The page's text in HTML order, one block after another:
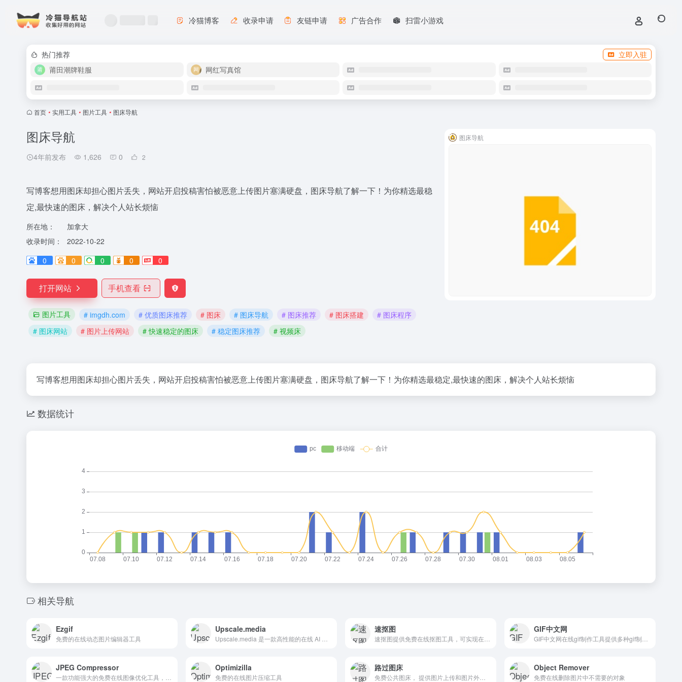
冷猫博客 收录申请 友链申请 广告合作 扫雷小游戏
热门推荐
立即入驻
莆田潮牌鞋服
网红写真馆
首页 • 实用工具 • 图片工具 • 图床导航
图床导航
4年前发布 1,626 0 2
写博客想用图床却担心图片丢失，网站开启投稿害怕被恶意上传图片塞满硬盘，图床导航了解一下！为你精选最稳
定,最快速的图床，解决个人站长烦恼
所在地：
加拿大
收录时间：
2022-10-22
0
0 0 0 0
打开网站 手机查看
图片工具 # imgdh.com # 优质图床推荐 # 图床 # 图床导航 # 图床推荐 # 图床搭建
# 图床程序
# 图床网站
# 图片上传网站 # 快速稳定的图床 # 稳定图床推荐 # 视频床
图床导航
写博客想用图床却担心图片丢失，网站开启投稿害怕被恶意上传图片塞满硬盘，图床导航了解一下！为你精选最稳定,最快速的图床，解决个人站长烦恼
数据统计
相关导航
Ezgif
免费的在线动态图片编辑器工具
Upscale.media 速抠图 GIF中文网
JPEG Compressor Optimizilla
免费的在线图片压缩工具
路过图床 Object Remover
免费在线删除图片中不需要的对象